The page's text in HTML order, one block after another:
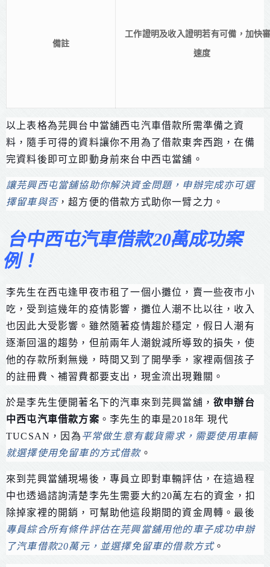
備註
工作證明及收入證明若有可備，加快
速度
以上表格為芫興台中當舖西屯汽車借款所需準備之資
料，隨手可得的資料讓你不用為了借款東奔西跑，在備
完資料後即可立即動身前來台中西屯當舖。
讓芫興西屯當舖協助你解決資金問題，申辦完成亦可選
擇留車與否，超方便的借款方式助你一臂之力。
台中西屯汽車借款20萬成功案
例！
李先生在西屯逢甲夜市租了一個小攤位，賣一些夜市小
吃，受到這幾年的疫情影響，攤位人潮不比以往，收入
也因此大受影響。雖然隨著疫情趨於穩定，假日人潮有
逐漸回溫的趨勢，但前兩年人潮銳減所導致的損失，使
他的存款所剩無幾，時間又到了開學季，家裡兩個孩子
的註冊費、補習費都要支出，現金流出現難關。
於是李先生便開著名下的汽車來到芫興當舖， 欲申辦台
中西屯汽車借款方案 。李先生的車是2018年 現代
TUCSAN，因為 平常做生意有載貨需求，需要使用車輛
就選擇使用免留車的方式借款。
來到芫興當舖現場後，專員立即對車輛評估，在這過程
中也透過諮詢清楚李先生需要大約20萬左右的資金，扣
除掉家裡的開銷，可幫助他這段期間的資金周轉。最後
專員綜合所有條件評估在芫興當舖用他的車子成功申辦
了汽車借款20萬元，並選擇免留車的借款方式。